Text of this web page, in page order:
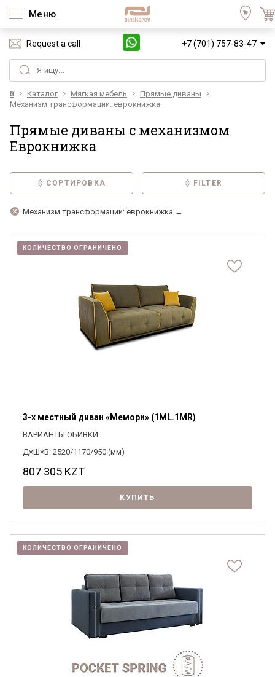
Меню
Request a call +7 (701) 757-83-47
Үй Каталог Мягкая мебель
Прямые диваны
Механизм трансформации: еврокнижка
Прямые диваны с механизмом
Еврокнижка
СОРТИРОВКА FILTER
Механизм трансформации: еврокнижка →
КОЛИЧЕСТВО ОГРАНИЧЕНО
3-х местный диван «Мемори» (1ML.1MR)
ВАРИАНТЫ ОБИВКИ
Д×Ш×В: 2520/1170/950 (мм)
807 305 KZT
КУПИТЬ
КОЛИЧЕСТВО ОГРАНИЧЕНО